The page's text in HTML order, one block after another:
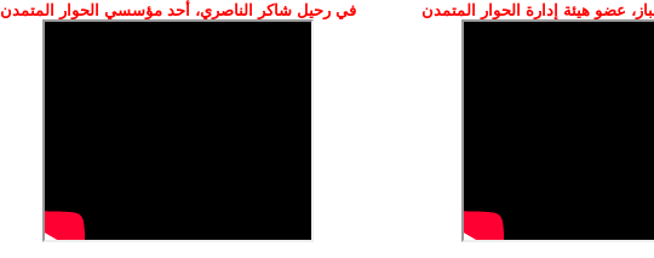
عضو هيئة إدارة الحوار المتمدن في رحيل شاكر الناصري، أحد مؤسسي الحوار المتمدن